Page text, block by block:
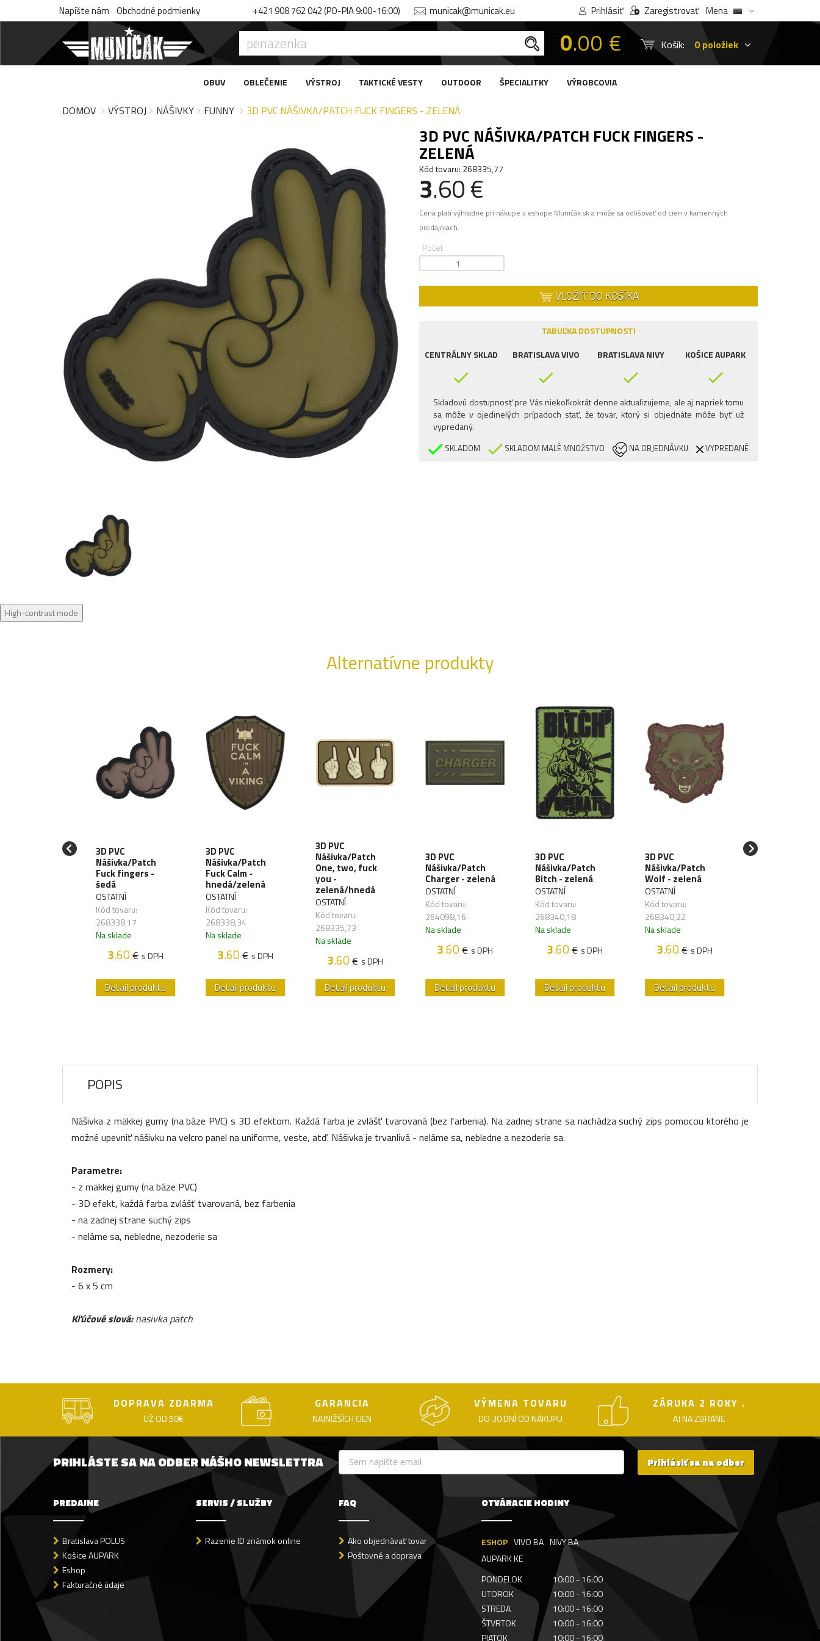
Napíšte nám Obchodné podmienky +421 908 762 042 (PO-PIA 9:00-16:00) municak@municak.eu Prihlásiť Zaregistrovať Mena
0.00 € Košík: 0 položiek
OBUV OBLEČENIE VÝSTROJ TAKTICKÉ VESTY OUTDOOR ŠPECIALITKY VÝROBCOVIA
DOMOV VÝSTROJ NÁŠIVKY FUNNY 3D PVC NÁŠIVKA/PATCH FUCK FINGERS - ZELENÁ
3D PVC NÁŠIVKA/PATCH FUCK FINGERS -
ZELENÁ
Kód tovaru: 268335,77
3.60 €
Cena platí výhradne pri nákupe v eshope Muničák.sk a môže sa odlišovať od cien v kamenných
predajniach.
Počet
VLOŽIŤ DO KOŠÍKA
TABUĽKA DOSTUPNOSTI
CENTRÁLNY SKLAD
BRATISLAVA VIVO BRATISLAVA NIVY KOŠICE AUPARK
Skladovú dostupnosť pre Vás niekoľkokrát denne aktualizujeme, ale aj napriek tomu
sa môže v ojedinelých prípadoch stať, že tovar, ktorý si objednáte môže byť už
vypredaný.
SKLADOM SKLADOM MALÉ MNOŽSTVO NA OBJEDNÁVKU VYPREDANÉ
High-contrast mode
Alternatívne produkty
3D PVC
Nášivka/Patch
Fuck fingers -
šedá
OSTATNÍ
Kód tovaru:
268338,17
Na sklade
3.60€ s DPH
Detail produktu
3D PVC
Nášivka/Patch
Fuck Calm -
hnedá/zelená
OSTATNÍ
Kód tovaru:
268338,34
Na sklade
3.60€ s DPH
Detail produktu
3D PVC
Nášivka/Patch
One, two, fuck
you -
zelená/hnedá
OSTATNÍ
Kód tovaru:
268335,73
Na sklade
3.60€ s DPH
Detail produktu
3D PVC
Nášivka/Patch
Charger - zelená
OSTATNÍ
Kód tovaru:
264098,16
Na sklade
3.60€ s DPH
Detail produktu
3D PVC
Nášivka/Patch
Bitch - zelená
OSTATNÍ
Kód tovaru:
268340,18
Na sklade
3.60€ s DPH
Detail produktu
3D PVC
Nášivka/Patch
Wolf - zelená
OSTATNÍ
Kód tovaru:
268340,22
Na sklade
3.60€ s DPH
Detail produktu
3D PVC
POPIS
Nášivka z mäkkej gumy (na báze PVC) s 3D efektom. Každá farba je zvlášť tvarovaná (bez farbenia). Na zadnej strane sa nachádza suchý zips pomocou ktorého je
možné upevniť nášivku na velcro panel na uniforme, veste, atď. Nášivka je trvanlivá - neláme sa, nebledne a nezoderie sa.
Parametre:
- z mäkkej gumy (na báze PVC)
- 3D efekt, každá farba zvlášť tvarovaná, bez farbenia
- na zadnej strane suchý zips
- neláme sa, nebledne, nezoderie sa
Rozmery:
- 6 x 5 cm
Kľúčové slová:nasivka patch
DOPRAVA ZDARMA
UŽ OD 50€
GARANCIA
NAJNIŽŠÍCH CIEN
VÝMENA TOVARU
DO 30 DNÍ OD NÁKUPU
ZÁRUKA 2 ROKY .
AJ NA ZBRANE
PRIHLÁSTE SA NA ODBER NÁŠHO NEWSLETTRA Prihlásiť sa na odber
PREDAJNE
Bratislava POLUS
Košice AUPARK
Eshop
Fakturačné údaje
SERVIS / SLUŽBY
Razenie ID známok online
FAQ
Ako objednávať tovar
Poštovné a doprava
OTVÁRACIE HODINY
ESHOP VIVO BA NIVY BA
AUPARK KE
PONDELOK
10:00 - 16:00
UTOROK
10:00 - 16:00
STREDA
10:00 - 16:00
ŠTVRTOK
10:00 - 16:00
PIATOK
10:00 - 16:00